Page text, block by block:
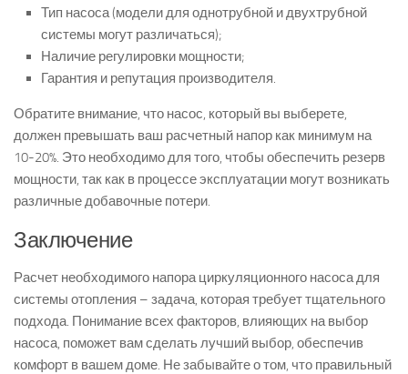
Тип насоса (модели для однотрубной и двухтрубной
системы могут различаться);
Наличие регулировки мощности;
Гарантия и репутация производителя.
Обратите внимание, что насос, который вы выберете,
должен превышать ваш расчетный напор как минимум на
10-20%. Это необходимо для того, чтобы обеспечить резерв
мощности, так как в процессе эксплуатации могут возникать
различные добавочные потери.
Заключение
Расчет необходимого напора циркуляционного насоса для
системы отопления – задача, которая требует тщательного
подхода. Понимание всех факторов, влияющих на выбор
насоса, поможет вам сделать лучший выбор, обеспечив
комфорт в вашем доме. Не забывайте о том, что правильный